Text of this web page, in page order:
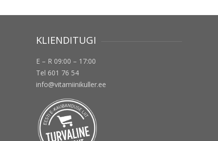
KLIENDITUGI
E – R 09:00 – 17:00
Tel 601 76 54
info@vitamiinikuller.ee